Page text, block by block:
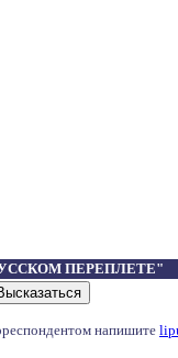
ПЕРЕПЛЕТЕ"
напишите